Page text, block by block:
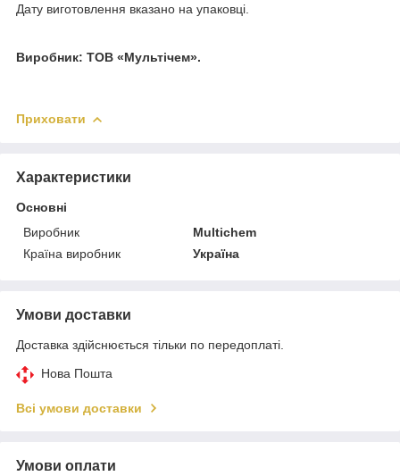
Дату виготовлення вказано на упаковці.
Виробник: ТОВ «Мультічем».
Приховати
Характеристики
Основні
Виробник
Multichem
Країна виробник
Україна
Умови доставки
Доставка здійснюється тільки по передоплаті.
Нова Пошта
Всі умови доставки
Умови оплати